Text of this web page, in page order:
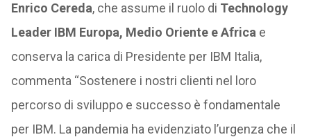
Enrico Cereda, che assume il ruolo di Technology
Leader IBM Europa, Medio Oriente e Africa e
conserva la carica di Presidente per IBM Italia,
commenta “Sostenere i nostri clienti nel loro
percorso di sviluppo e successo è fondamentale
per IBM. La pandemia ha evidenziato l’urgenza che il